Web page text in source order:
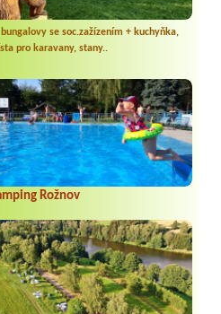
bungalovy se soc.zažízením + kuchyňka,
pro karavany, stany..
Rožnov